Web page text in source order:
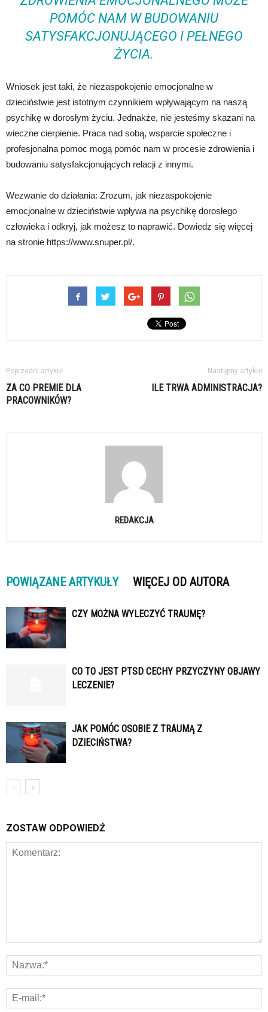
POMÓC NAM W BUDOWANIU
SATYSFAKCJONUJĄCEGO I PEŁNEGO
ŻYCIA.
Wniosek jest taki, że niezaspokojenie emocjonalne w
dzieciństwie jest istotnym czynnikiem wpływającym na naszą
psychikę w dorosłym życiu. Jednakże, nie jesteśmy skazani na
wieczne cierpienie. Praca nad sobą, wsparcie społeczne i
profesjonalna pomoc mogą pomóc nam w procesie zdrowienia i
budowaniu satysfakcjonujących relacji z innymi.
Wezwanie do działania: Zrozum, jak niezaspokojenie
emocjonalne w dzieciństwie wpływa na psychikę dorosłego
człowieka i odkryj, jak możesz to naprawić. Dowiedz się więcej
na stronie https://www.snuper.pl/.
Poprzedni artykuł
ZA CO PREMIE DLA
PRACOWNIKÓW?
Następny artykuł
ILE TRWA ADMINISTRACJA?
REDAKCJA
POWIĄZANE ARTYKUŁY WIĘCEJ OD AUTORA
CZY MOŻNA WYLECZYĆ TRAUMĘ?
CO TO JEST PTSD CECHY PRZYCZYNY OBJAWY
LECZENIE?
JAK POMÓC OSOBIE Z TRAUMĄ Z
DZIECIŃSTWA?
ZOSTAW ODPOWIEDŹ